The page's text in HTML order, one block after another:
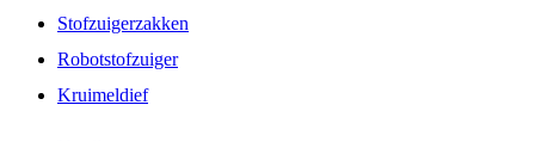
Stofzuigerzakken
Robotstofzuiger
Kruimeldief